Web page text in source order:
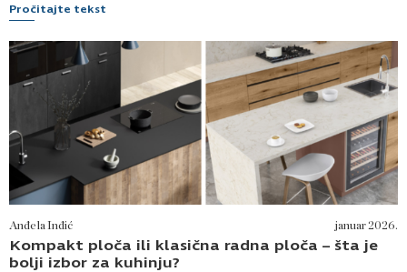
Pročitajte tekst
Anđela Inđić januar 2026.
Kompakt ploča ili klasična radna ploča – šta je
bolji izbor za kuhinju?